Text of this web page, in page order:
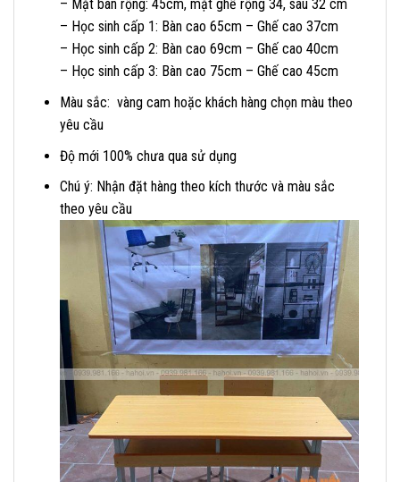
– Mặt bàn rộng: 45cm, mặt ghế rộng 34, sâu 32 cm
– Học sinh cấp 1: Bàn cao 65cm – Ghế cao 37cm
– Học sinh cấp 2: Bàn cao 69cm – Ghế cao 40cm
– Học sinh cấp 3: Bàn cao 75cm – Ghế cao 45cm
Màu sắc: vàng cam hoặc khách hàng chọn màu theo
yêu cầu
Độ mới 100% chưa qua sử dụng
Chú ý: Nhận đặt hàng theo kích thước và màu sắc
theo yêu cầu